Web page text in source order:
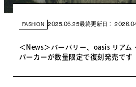
FASHION 2025.06.25最終更新日：
＜News＞バーバリー、oasis リアム
パーカーが数量限定で復刻発売です